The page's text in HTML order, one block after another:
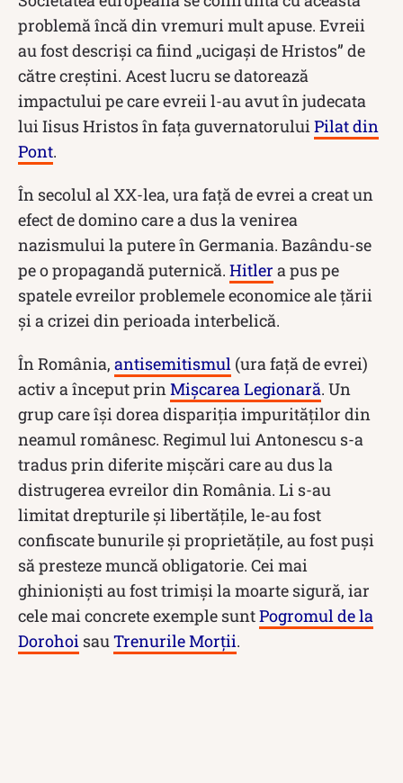
problemă încă din vremuri mult apuse. Evreii
au fost descriși ca fiind „ucigași de Hristos” de
către creștini. Acest lucru se datorează
impactului pe care evreii l-au avut în judecata
lui Iisus Hristos în fața guvernatorului Pilat din
Pont.
În secolul al XX-lea, ura față de evrei a creat un
efect de domino care a dus la venirea
nazismului la putere în Germania. Bazându-se
pe o propagandă puternică. Hitler a pus pe
spatele evreilor problemele economice ale țării
și a crizei din perioada interbelică.
În România, antisemitismul (ura față de evrei)
activ a început prin Mișcarea Legionară. Un
grup care își dorea dispariția impurităților din
neamul românesc. Regimul lui Antonescu s-a
tradus prin diferite mișcări care au dus la
distrugerea evreilor din România. Li s-au
limitat drepturile și libertățile, le-au fost
confiscate bunurile și proprietățile, au fost puși
să presteze muncă obligatorie. Cei mai
ghinioniști au fost trimiși la moarte sigură, iar
cele mai concrete exemple suntPogromul de la
Dorohoi sau Trenurile Morții.